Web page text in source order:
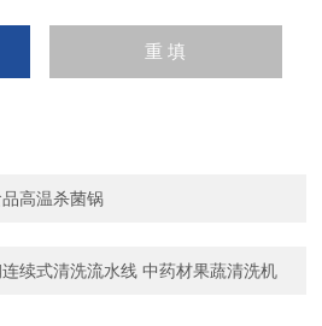
高温杀菌锅
续式清洗流水线 中药材果蔬清洗机